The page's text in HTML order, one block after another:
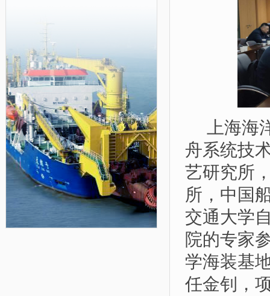
上海
舟系统技
艺研究所
所，中国
交通大学
院的专家
学海装基
任金钊，